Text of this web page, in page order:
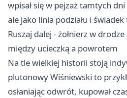
wpisał się w pejzaż tamtych
ale jako linia podziału i
Ruszaj dalej - żołnierz w
między ucieczką a powrotem
Na tle wielkiej historii stoją
plutonowy Wiśniewski to
osłaniając odwrót, kupował